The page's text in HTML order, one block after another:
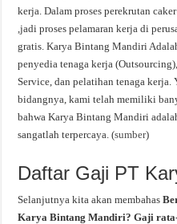
kerja. Dalam proses perekrutan
,jadi proses pelamaran kerja di
gratis. Karya Bintang Mandiri
penyedia tenaga kerja
Service, dan pelatihan tenaga kerja.
bidangnya, kami telah memiliki
bahwa Karya Bintang Mandiri
sangatlah terpercaya. (sumber)
Daftar Gaji PT
Selanjutnya kita akan membahas
Karya Bintang Mandiri? Gaji